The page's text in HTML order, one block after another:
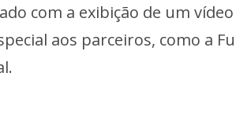
com a exibição de um
aos parceiros, como a